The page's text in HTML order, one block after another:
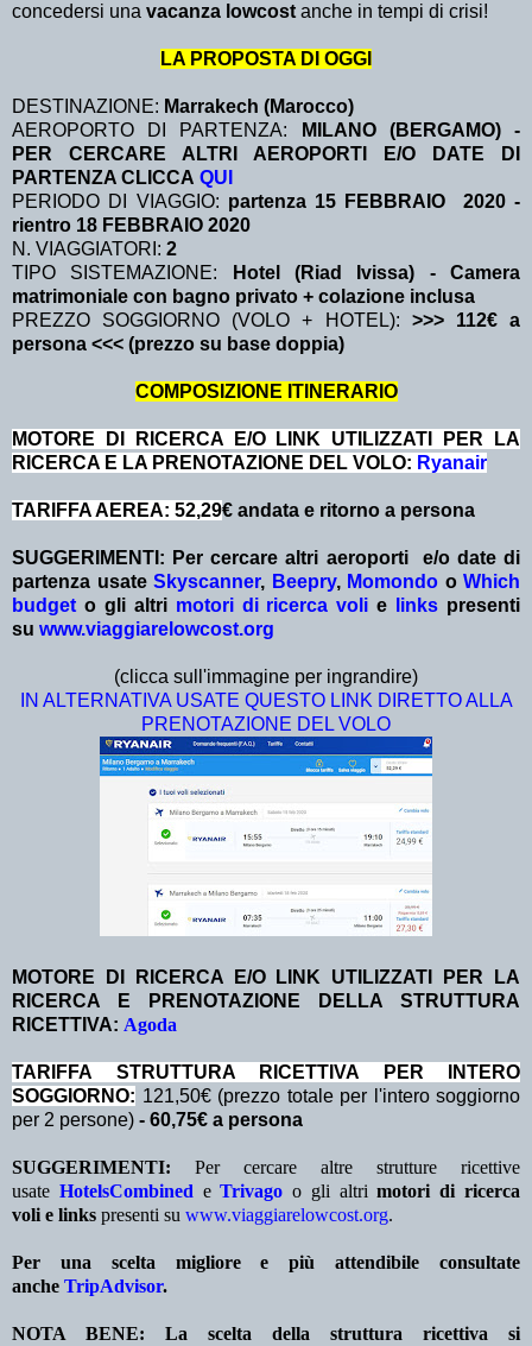
concedersi una vacanza lowcost anche in tempi di crisi!
LA PROPOSTA DI OGGI
DESTINAZIONE: Marrakech (Marocco)
AEROPORTO DI PARTENZA:
MILANO (BERGAMO) -
PER CERCARE ALTRI AEROPORTI E/O DATE DI
PARTENZA CLICCA QUI
PERIODO DI VIAGGIO: partenza 15 FEBBRAIO 2020 -
rientro 18 FEBBRAIO 2020
N. VIAGGIATORI: 2
TIPO SISTEMAZIONE:
Hotel (Riad Ivissa) - Camera
matrimoniale con bagno privato + colazione inclusa
PREZZO SOGGIORNO (VOLO + HOTEL): >>> 112€ a
persona <<< (prezzo su base doppia)
COMPOSIZIONE ITINERARIO
MOTORE DI RICERCA E/O LINK UTILIZZATI PER LA
RICERCA E LA PRENOTAZIONE DEL VOLO: Ryanair
TARIFFA AEREA: 52,29€ andata e ritorno a persona
SUGGERIMENTI: Per cercare altri aeroporti e/o date di
partenza usate Skyscanner, Beepry, Momondo o Which
budget o gli altri motori di ricerca voli e links presenti
su www.viaggiarelowcost.org
(clicca sull'immagine per ingrandire)
IN ALTERNATIVA USATE QUESTO LINK DIRETTO ALLA
PRENOTAZIONE DEL VOLO
MOTORE DI RICERCA E/O LINK UTILIZZATI PER LA
RICERCA E PRENOTAZIONE DELLA STRUTTURA
RICETTIVA: Agoda
TA RIFFA STRUTTURA RICETTIVA PER INTERO
SOGGIORNO: 121,50€ (prezzo totale per l'intero soggiorno
per 2 persone) - 60,75€ a persona
SUGGERIMENTI: Per cercare altre strutture ricettive
usate HotelsCombined eTrivago o gli altrimotori di ricerca
voli e links presenti su www.viaggiarelowcost.org.
Per una scelta migliore e più attendibile consultate
anche TripAdvisor.
NOTA BENE: La scelta della struttura ricettiva si